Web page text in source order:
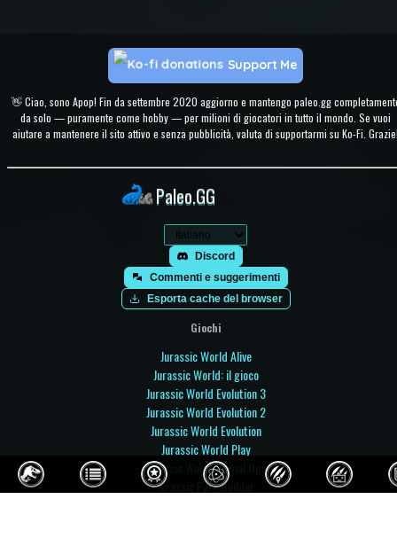
👋 Ciao, sono Apop! Fin da settembre 2020 aggiorno e mantengo paleo.gg
da solo — puramente come hobby — per milioni di giocatori in tutto il mondo. Se vuoi
aiutare a mantenere il sito attivo e senza pubblicità, valuta di supportarmi su Ko-Fi.
Support Me
Paleo.GG
Discord
Commenti e suggerimenti
Esporta cache del browser
Giochi
Jurassic World Alive
Jurassic World: il gioco
Jurassic World Evolution 3
Jurassic World Evolution 2
Jurassic World Evolution
Jurassic World Play
Jurassic World Primal Ops
Jurassic Park Builder